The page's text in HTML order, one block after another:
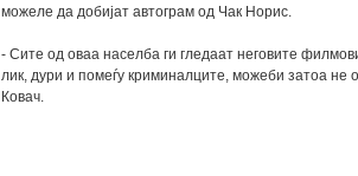
можеле да добијат автограм од Чак Норис.
- Сите од оваа населба ги гледаат неговите
лик, дури и помеѓу криминалците, можеби затоа не
Ковач.